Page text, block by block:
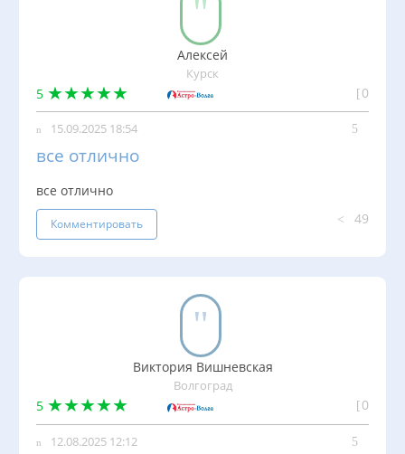
Алексей
Курск
5 0
15.09.2025 18:54
все отлично
все отлично
Комментировать 49
Виктория Вишневская
Волгоград
5 0
12.08.2025 12:12